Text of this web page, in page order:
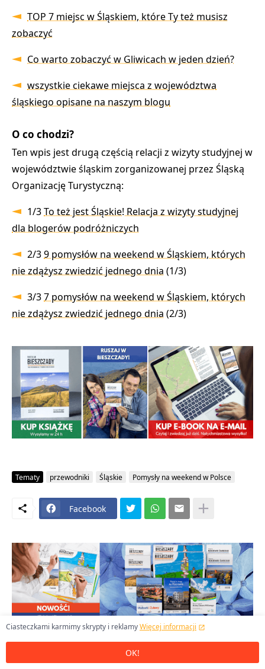
TOP 7 miejsc w Śląskiem, które Ty też musisz
zobaczyć
Co warto zobaczyć w Gliwicach w jeden dzień?
wszystkie ciekawe miejsca z województwa
śląskiego opisane na naszym blogu
O co chodzi?
Ten wpis jest drugą częścią relacji z wizyty studyjnej w
województwie śląskim zorganizowanej przez Śląską
Organizację Turystyczną:
1/3To też jest Śląskie! Relacja z wizyty studyjnej
dla blogerów podróżniczych
2/39 pomysłów na weekend w Śląskiem, których
nie zdążysz zwiedzić jednego dnia (1/3)
3/37 pomysłów na weekend w Śląskiem, których
nie zdążysz zwiedzić jednego dnia (2/3)
Tematy przewodniki Śląskie Pomysły na weekend w Polsce
Facebook
Ciasteczkami karmimy skrypty i reklamyWięcej informacji
OK!